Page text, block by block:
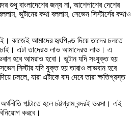
শুধু বাংলাদেশের জন্য না, আশেপাশের দেশের
ভুটানের কথা বললাম, সেভেন সিস্টার্সের কথাও
কাজেই আমাদের হৃৎপিণ্ড দিয়ে তাদের চলতে
এটা তাদেরও লাভ আমাদেরও লাভ। এ
হবে আমরাও হবো। ভুটান যদি সংযুক্ত হয়
সিস্টার যদি যুক্ত হয় তারাও লাভবান হবে
চললে, যারা এটাকে বাদ দেবে তারা ক্ষতিগ্রস্ত
পাল্টাতে হলে চট্টগ্রাম বন্দরই ভরসা। এই
করবে।